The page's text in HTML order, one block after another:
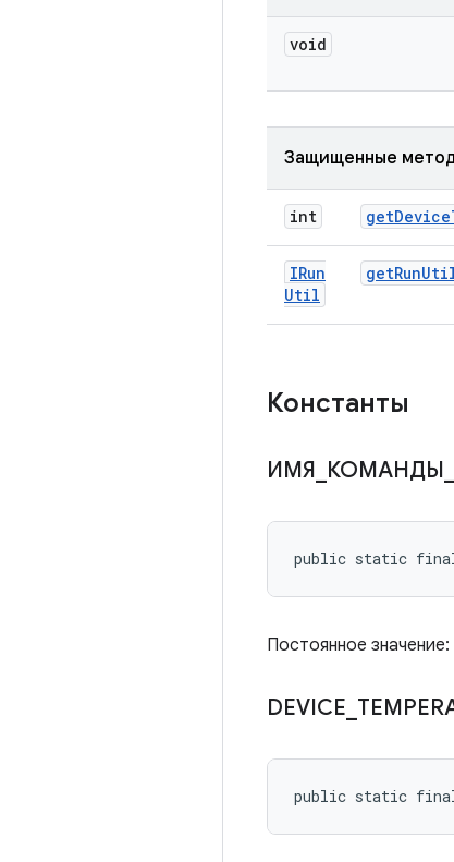
void
Защищенные
int getDevice
IRun
Util
getRun
Константы
ИМЯ КОМАНДЫ
public static final
Постоянное
DEVICE
public static final